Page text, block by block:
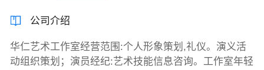
公司介绍
华仁艺术工作室经营范围:个人形象策划,礼仪。演义活
动组织策划；演员经纪:艺术技能信息咨询。工作室年轻